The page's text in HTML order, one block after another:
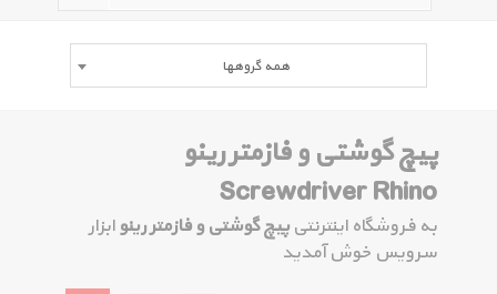
همه گروهها
پیچ گوشتی و فازمتر رینو
Screwdriver Rhino
به فروشگاه اینترنتی پیچ گوشتی و فازمتر رینوابزار
سرویس خوش آمدید